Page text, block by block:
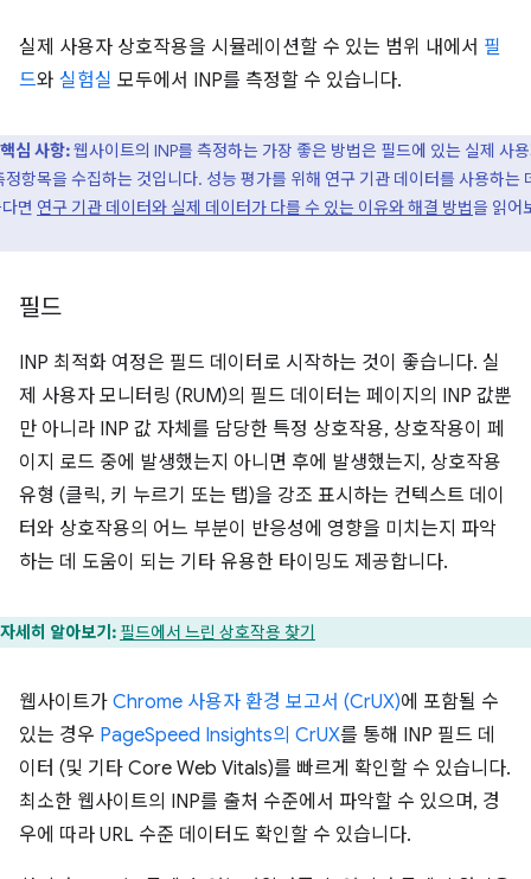
실제 사용자 상호작용을 시뮬레이션할 수 있는 범위 내에서 필
드와 실험실 모두에서 INP를 측정할 수 있습니다.
핵심 사항:웹사이트의 INP를 측정하는 가장 좋은 방법은 필드에 있는 실제 사
정항목을 수집하는 것입니다. 성능 평가를 위해 연구 기관 데이터를 사용하는
면 연구 기관 데이터와 실제 데이터가 다를 수 있는 이유와 해결 방법을 읽어
필드
INP 최적화 여정은 필드 데이터로 시작하는 것이 좋습니다. 실
제 사용자 모니터링 (RUM)의 필드 데이터는 페이지의 INP 값뿐
만 아니라 INP 값 자체를 담당한 특정 상호작용, 상호작용이 페
이지 로드 중에 발생했는지 아니면 후에 발생했는지, 상호작용
유형 (클릭, 키 누르기 또는 탭)을 강조 표시하는 컨텍스트 데이
터와 상호작용의 어느 부분이 반응성에 영향을 미치는지 파악
하는 데 도움이 되는 기타 유용한 타이밍도 제공합니다.
자세히 알아보기: 필드에서 느린 상호작용 찾기
웹사이트가 Chrome 사용자 환경 보고서 (CrUX)에 포함될 수
있는 경우 PageSpeed Insights의 CrUX를 통해 INP 필드 데
이터 (및 기타 Core Web Vitals)를 빠르게 확인할 수 있습니다.
최소한 웹사이트의 INP를 출처 수준에서 파악할 수 있으며, 경
우에 따라 URL 수준 데이터도 확인할 수 있습니다.